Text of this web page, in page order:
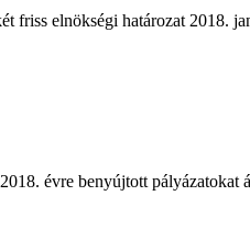
elnökségi határozat 2018.
évre benyújtott